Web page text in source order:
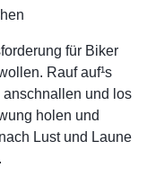
für Biker
Rauf auf¹s
anschnallen und los
holen und
Lust und Laune